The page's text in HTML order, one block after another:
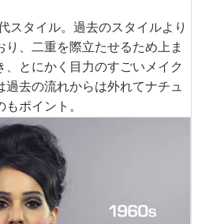
スタイル。過去のスタイルより
り、二重を際立たせるため上ま
とにかく目力のすごいメイク
去の流れからは外れてナチュ
ポイント。